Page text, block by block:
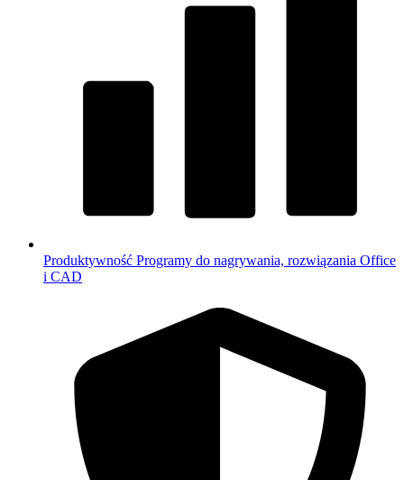
Produktywność Programy do nagrywania, rozwiązania Office
i CAD